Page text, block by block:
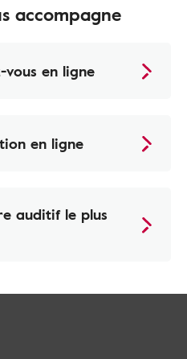
accompagne
vous en ligne
en ligne
auditif le plus